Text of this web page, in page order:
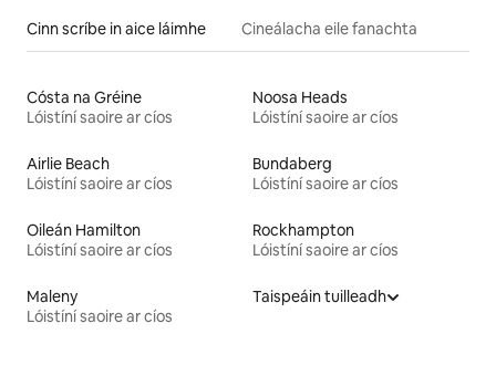
Cinn scríbe in aice láimhe Cineálacha eile fanachta
Cósta na Gréine
Lóistíní saoire ar cíos
Noosa Heads
Lóistíní saoire ar cíos
Airlie Beach
Lóistíní saoire ar cíos
Bundaberg
Lóistíní saoire ar cíos
Oileán Hamilton
Lóistíní saoire ar cíos
Rockhampton
Lóistíní saoire ar cíos
Maleny
Lóistíní saoire ar cíos
Taispeáin tuilleadh